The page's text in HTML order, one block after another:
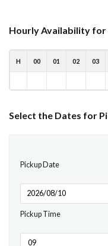
Hourly Availability for
H 00 01 02 03
Select the Dates for
Pickup Date
Pickup Time